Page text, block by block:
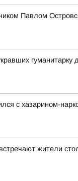
Павлом
с хазарином-
жители